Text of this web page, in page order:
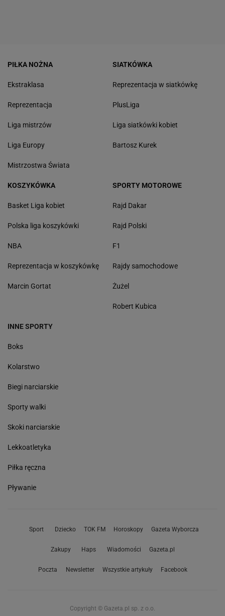
PIŁKA NOŻNA
Ekstraklasa
Reprezentacja
Liga mistrzów
Liga Europy
Mistrzostwa Świata
SIATKÓWKA
Reprezentacja w siatkówkę
PlusLiga
Liga siatkówki kobiet
Bartosz Kurek
KOSZYKÓWKA
Basket Liga kobiet
Polska liga koszykówki
NBA
Reprezentacja w koszykówkę
Marcin Gortat
SPORTY MOTOROWE
Rajd Dakar
Rajd Polski
F1
Rajdy samochodowe
Żużel
Robert Kubica
INNE SPORTY
Boks
Kolarstwo
Biegi narciarskie
Sporty walki
Skoki narciarskie
Lekkoatletyka
Piłka ręczna
Pływanie
Sport Dziecko TOK FM Horoskopy Gazeta Wyborcza
Zakupy Haps Wiadomości Gazeta.pl
Poczta Newsletter Wszystkie artykuły Facebook
Copyright © Gazeta.pl sp. z o.o.